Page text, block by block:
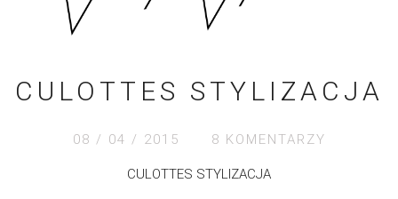
CULOTTES STYLIZACJA
08 / 04 / 2015 8 KOMENTARZY
CULOTTES STYLIZACJA